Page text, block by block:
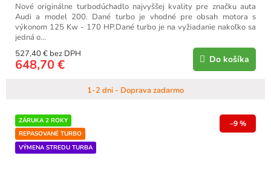
1-2 dni - Doprava zadarmo
527,40 € bez DPH
648,70 € Do košíka
Nové originálne turbodúchadlo najvyššej kvality pre značku auta
Audi a model 200. Dané turbo je vhodné pre obsah motora s
výkonom 125 Kw - 170 HP.Dané turbo je na vyžiadanie nakoľko sa
jedná o...
ZÁRUKA 2 ROKY
REPASOVANÉ TURBO
VÝMENA STREDU TURBA
–9 %